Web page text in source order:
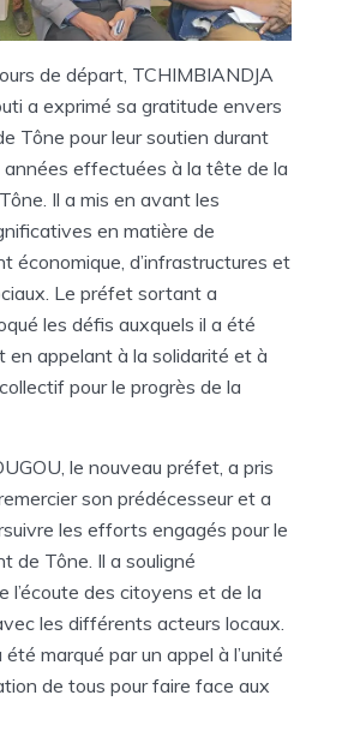
de départ, TCHIMBIANDJA
a exprimé sa gratitude envers
Tône pour leur soutien durant
effectuées à la tête de la
Il a mis en avant les
en matière de
économique, d’infrastructures et
Le préfet sortant a
les défis auxquels il a été
en appelant à la solidarité et à
pour le progrès de la
le nouveau préfet, a pris
son prédécesseur et a
les efforts engagés pour le
de Tône. Il a souligné
l’écoute des citoyens et de la
les différents acteurs locaux.
marqué par un appel à l’unité
de tous pour faire face aux